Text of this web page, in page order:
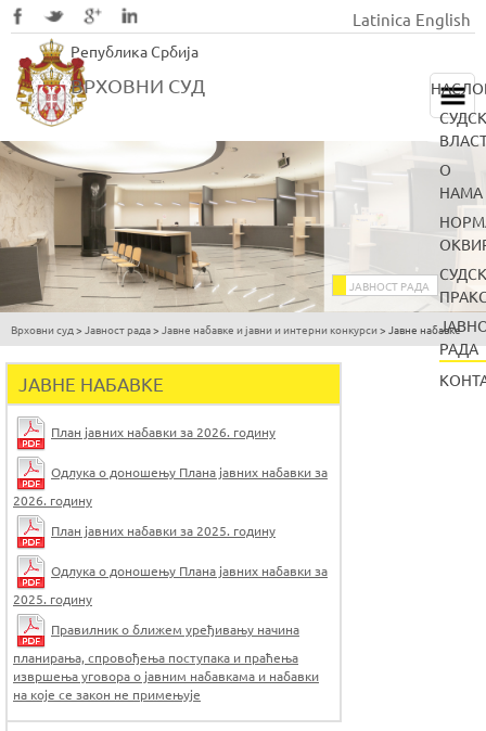
to
main
Република Србија
ВРХОВНИ СУД
Latinica English
О
НАМА
РАДА
ЈАВНОСТ РАДА
You
are
here
Врховни суд > Јавност рада> Јавнe набавке и јавни и интерни конкурси > Јавне набавке
ЈАВНЕ НАБАВКЕ
План јавних набавки за 2026. годину
Одлука о доношењу Плана јавних набавки за
2026. годину
План јавних набавки за 2025. годину
Одлука о доношењу Плана јавних набавки за
2025. годину
Правилник о ближем уређивању начина
планирања, спровођења поступака и праћења
извршења уговора о јавним набавкама и набавки
на које се закон не примењује